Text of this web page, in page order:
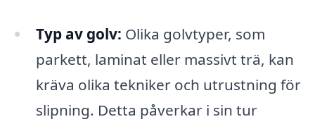
Typ av golv: Olika golvtyper, som
parkett, laminat eller massivt trä, kan
kräva olika tekniker och utrustning för
slipning. Detta påverkar i sin tur